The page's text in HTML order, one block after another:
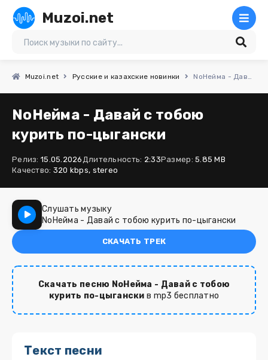
Muzoi.net
Muzoi.net Русские и казахские новинки NoНейма - Давай с тобою курить по-цыгански
NoНейма - Давай с тобою
курить по-цыгански
Релиз: 15.05.2026Длительность: 2:33Размер: 5.85 MB
Качество: 320 kbps, stereo
Слушать музыку
NoНейма - Давай с тобою курить по-цыгански
СКАЧАТЬ ТРЕК
Скачать песню NoНейма - Давай с тобою
курить по-цыгански в mp3 бесплатно
Текст песни